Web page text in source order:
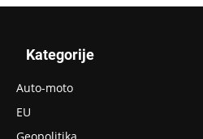
Kategorije
Auto-moto
EU